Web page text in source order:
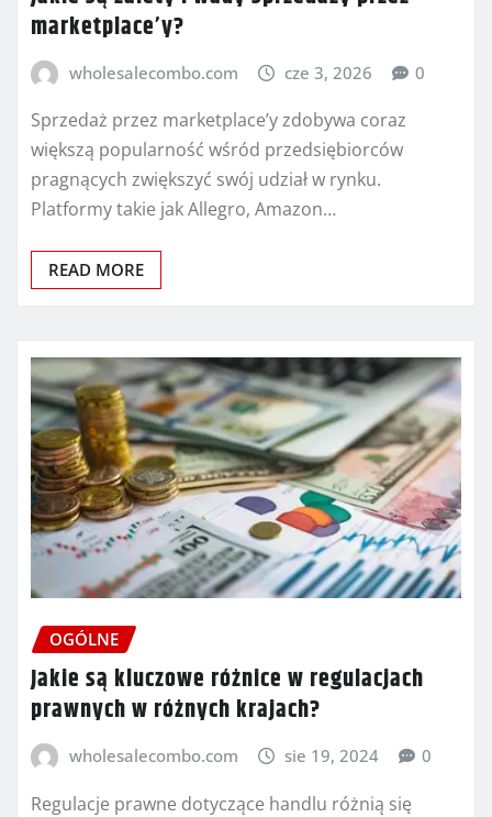
marketplace’y?
wholesalecombo.com cze 3, 2026 0
Sprzedaż przez marketplace’y zdobywa coraz
większą popularność wśród przedsiębiorców
pragnących zwiększyć swój udział w rynku.
Platformy takie jak Allegro, Amazon…
READ MORE
OGÓLNE
Jakie są kluczowe różnice w regulacjach
prawnych w różnych krajach?
wholesalecombo.com sie 19, 2024 0
Regulacje prawne dotyczące handlu różnią się